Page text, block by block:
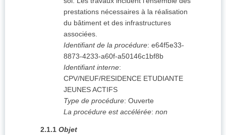
prestations nécessaires à la réalisation
du bâtiment et des infrastructures
associées.
Identifiant de la procédure: e64f5e33-
8873-4233-a60f-a50146c1bf8b
Identifiant interne:
CPV/NEUF/RESIDENCE ETUDIANTE
JEUNES ACTIFS
Type de procédure: Ouverte
La procédure est accélérée: non
2.1.1 Objet